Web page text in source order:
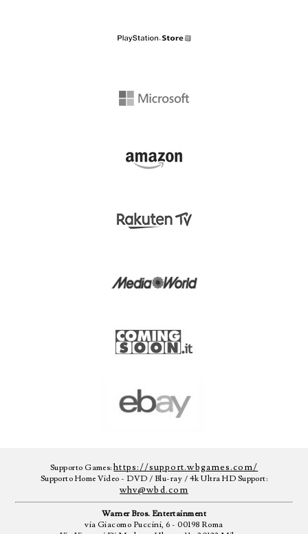
Supporto Games:https://support.wbgames.com/
Supporto Home Video - DVD / Blu-ray / 4k Ultra HD Support:
whv@wbd.com
Warner Bros. Entertainment
via Giacomo Puccini, 6 - 00198 Roma